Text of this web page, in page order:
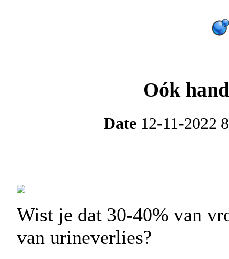
Oók
Date 12-11-2022
Wist je dat 30-40% van
van urineverlies?